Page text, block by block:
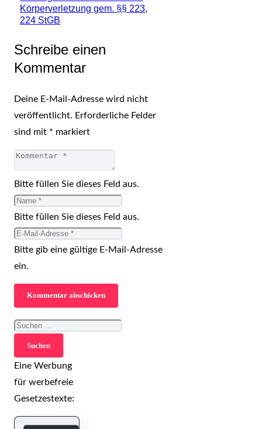
Körperverletzung gem. §§ 223,
224 StGB
Schreibe einen
Kommentar
Deine E-Mail-Adresse wird nicht
veröffentlicht. Erforderliche Felder
sind mit * markiert
Bitte füllen Sie dieses Feld aus.
Bitte füllen Sie dieses Feld aus.
Bitte gib eine gültige E-Mail-Adresse
ein.
Kommentar abschicken
Suchen
nach:
Eine Werbung
für werbefreie
Gesetzestexte: